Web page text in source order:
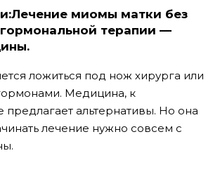
миомы матки без
терапии —
ложиться под нож хирурга или
Медицина, к
альтернативы. Но она
лечение нужно совсем с